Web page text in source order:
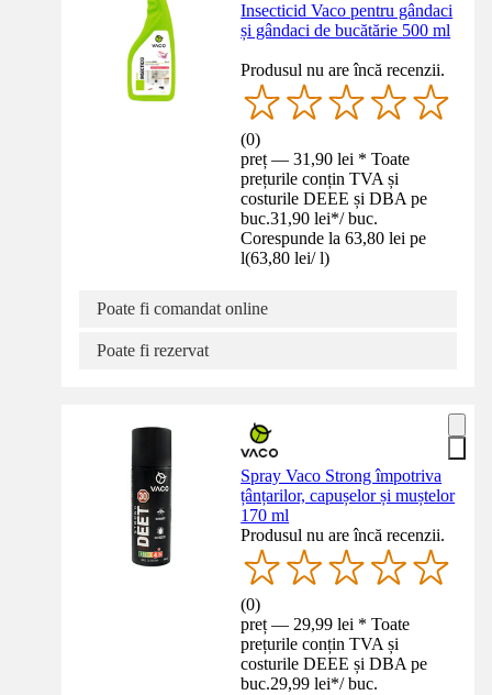
Insecticid Vaco pentru gândaci
și gândaci de bucătărie 500 ml
Produsul nu are încă recenzii.
(0)
preț — 31,90 lei * Toate
prețurile conțin TVA și
costurile DEEE și DBA pe
buc.31,90 lei*/ buc.
Corespunde la 63,80 lei pe
l(63,80 lei/ l)
Poate fi comandat online
Poate fi rezervat
Spray Vaco Strong împotriva
țânțarilor, capușelor și muștelor
170 ml
Produsul nu are încă recenzii.
(0)
preț — 29,99 lei * Toate
prețurile conțin TVA și
costurile DEEE și DBA pe
buc.29,99 lei*/ buc.